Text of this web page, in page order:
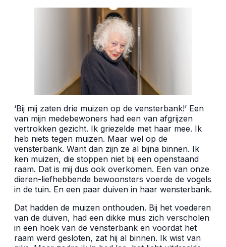
‘Bij mij zaten drie muizen op de vensterbank!’ Een
van mijn medebewoners had een van afgrijzen
vertrokken gezicht. Ik griezelde met haar mee. Ik
heb niets tegen muizen. Maar wel op de
vensterbank. Want dan zijn ze al bijna binnen. Ik
ken muizen, die stoppen niet bij een openstaand
raam. Dat is mij dus ook overkomen. Een van onze
dieren-liefhebbende bewoonsters voerde de vogels
in de tuin. En een paar duiven in haar wensterbank.
Dat hadden de muizen onthouden. Bij het voederen
van de duiven, had een dikke muis zich verscholen
in een hoek van de vensterbank en voordat het
raam werd gesloten, zat hij al binnen. Ik wist van